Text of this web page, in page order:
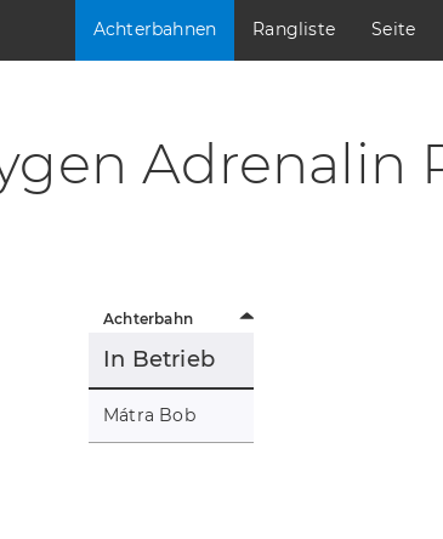
Achterbahnen Rangliste Seite
Adrenalin
Achterbahn
In Betrieb
Mátra Bob